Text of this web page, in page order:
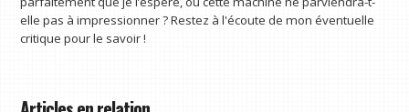
elle pas à impressionner ? Restez à l'écoute de mon éventuelle
critique pour le savoir !